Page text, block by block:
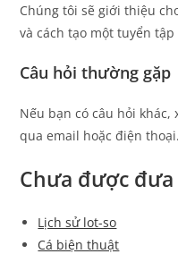
Chúng tôi sẽ giới thiệu
và cách tạo một tuyển
Câu hỏi thường gặp
Nếu bạn có câu hỏi
qua email hoặc điện thoại.
Chưa được
Lịch sử lot-so
Cá biện thuật